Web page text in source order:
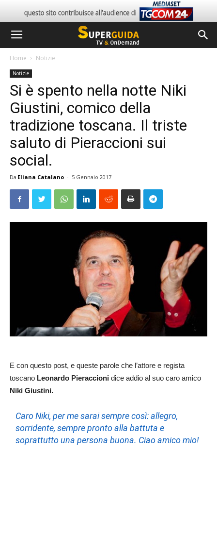
Home Notizie
Notizie
Si è spento nella notte Niki
Giustini, comico della
tradizione toscana. Il triste
saluto di Pieraccioni sui
social.
Da Eliana Catalano - 5 Gennaio 2017
E con questo post, e queste parole che l’attore e regista
toscano Leonardo Pieraccioni dice addio al suo caro amico
Niki Giustini.
Caro Niki, per me sarai sempre così: allegro,
sorridente, sempre pronto alla battuta e
soprattutto una persona buona. Ciao amico mio!